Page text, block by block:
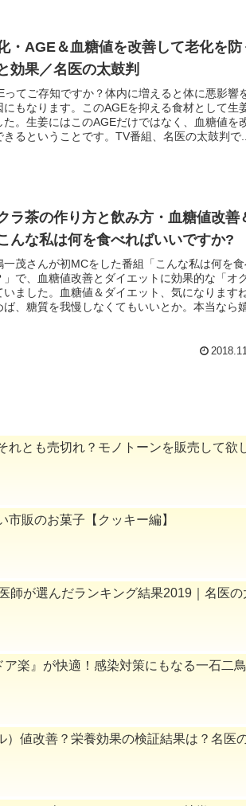
・AGE＆血糖値を改善して老化を
効果／名医の太鼓判
ってご存知ですか？体内に増えると体に悪影響
にもなります。このAGEを抑える食材として生
た。生姜にはこのAGEだけではなく、血糖値を
きるということです。TV番組、名医の太鼓判で...
ラ茶の作り方と飲み方・血糖値改善
こんな私は何を食べればいいですか?
一茂さんが初MCをした番組「こんな私は何を
」で、血糖値改善とダイエットに効果的な「オ
いました。血糖値＆ダイエット、気になります
ば、糖質を我慢しなくてもいいとか。本当なら嬉
れとも売切れ？モノトーンを販売して欲
販のお菓子【クッキー編】
師が選んだランキング結果2019｜名医の
楽』が快適！感染対策にもなる一石二鳥
値改善？栄養効果の検証結果は？名医